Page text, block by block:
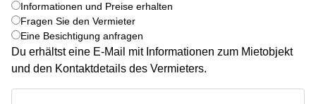
Coworking
Space
Graz
Büro
mieten
2 1150
Wien
Gertrude-
Fröhlich-
Sandner-
Informationen und Preise erhalten
Fragen Sie den Vermieter
Eine Besichtigung anfragen
Du erhältst eine E-Mail mit Informationen zum Mietobjekt
und den Kontaktdetails des Vermieters.